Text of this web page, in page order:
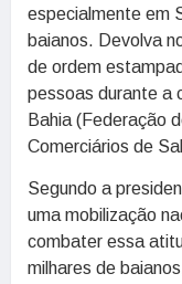
especialmente em
baianos. Devolva
de ordem
pessoas durante a
Bahia (Federação
Comerciários de
Segundo a
uma mobilização
combater essa
milhares de